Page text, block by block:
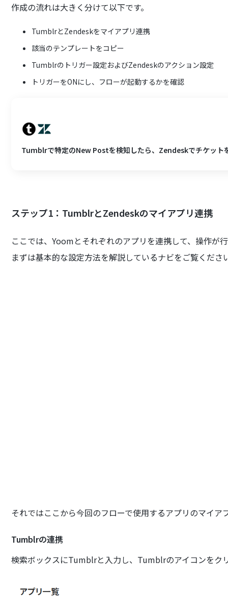
作成の流れは大きく分けて以下です。
TumblrとZendeskをマイアプリ連携
該当のテンプレートをコピー
Tumblrのトリガー設定およびZendeskのアクション設定
トリガーをONにし、フローが起動するかを確認
Tumblrで特定のNew Postを検知したら、Zendeskでチケット
ステップ1：TumblrとZendeskのマイアプリ連携
ここでは、Yoomとそれぞれのアプリを連携して、操作が
まずは基本的な設定方法を解説しているナビをご覧くださ
それではここから今回のフローで使用するアプリのマイア
Tumblrの連携
検索ボックスにTumblrと入力し、Tumblrのアイコンをク